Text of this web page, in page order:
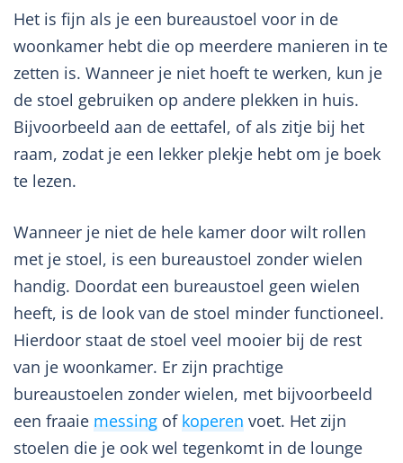
Het is fijn als je een bureaustoel voor in de
woonkamer hebt die op meerdere manieren in te
zetten is. Wanneer je niet hoeft te werken, kun je
de stoel gebruiken op andere plekken in huis.
Bijvoorbeeld aan de eettafel, of als zitje bij het
raam, zodat je een lekker plekje hebt om je boek
te lezen.
Wanneer je niet de hele kamer door wilt rollen
met je stoel, is een bureaustoel zonder wielen
handig. Doordat een bureaustoel geen wielen
heeft, is de look van de stoel minder functioneel.
Hierdoor staat de stoel veel mooier bij de rest
van je woonkamer. Er zijn prachtige
bureaustoelen zonder wielen, met bijvoorbeeld
een fraaie messing ofkoperen voet. Het zijn
stoelen die je ook wel tegenkomt in de lounge